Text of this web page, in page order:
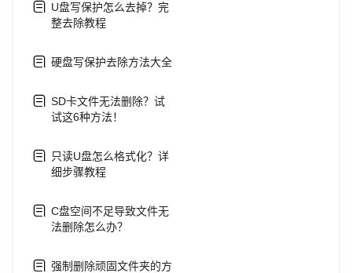
U盘写保护怎么去掉？完
整去除教程
硬盘写保护去除方法大全
SD卡文件无法删除？试
试这6种方法！
只读U盘怎么格式化？详
细步骤教程
C盘空间不足导致文件无
法删除怎么办？
强制删除顽固文件夹的方